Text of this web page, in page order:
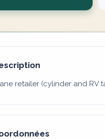
retailer (cylinder and RV